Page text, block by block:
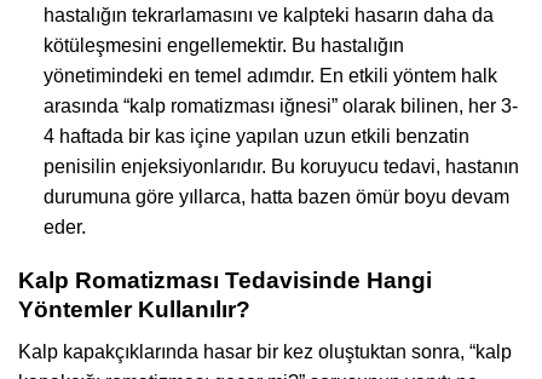
hastalığın tekrarlamasını ve kalpteki hasarın daha da
kötüleşmesini engellemektir. Bu hastalığın
yönetimindeki en temel adımdır. En etkili yöntem halk
arasında “kalp romatizması iğnesi” olarak bilinen, her 3-
4 haftada bir kas içine yapılan uzun etkili benzatin
penisilin enjeksiyonlarıdır. Bu koruyucu tedavi, hastanın
durumuna göre yıllarca, hatta bazen ömür boyu devam
eder.
Kalp Romatizması Tedavisinde Hangi
Yöntemler Kullanılır?
Kalp kapakçıklarında hasar bir kez oluştuktan sonra, “kalp